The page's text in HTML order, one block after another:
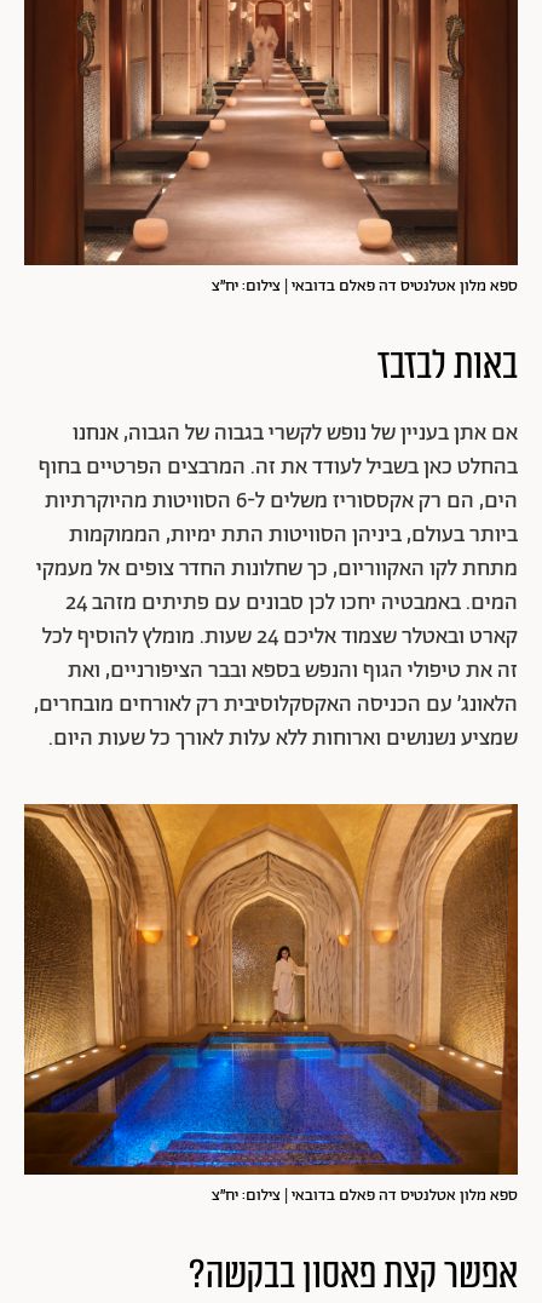
ספא מלון אטלנטיס דה פאלם בדובאי | צילום: יח״צ
באות לבזבז
אם אתן בעניין של נופש לקשרי בגבוה של הגבוה, אנחנו
בהחלט כאן בשביל לעודד את זה. המרבצים הפרטיים בחוף
הים, הם רק אקססוריז משלים ל-6 הסוויטות מהיוקרתיות
ביותר בעולם, ביניהן הסוויטות התת ימיות, הממוקמות
מתחת לקו האקווריום, כך שחלונות החדר צופים אל מעמקי
המים. באמבטיה יחכו לכן סבונים עם פתיתים מזהב 24
קארט ובאטלר שצמוד אליכם 24 שעות. מומלץ להוסיף לכל
זה את טיפולי הגוף והנפש בספא ובבר הציפורניים, ואת
הלאונג׳ עם הכניסה האקסקלוסיבית רק לאורחים מובחרים,
שמציע נשנושים וארוחות ללא עלות לאורך כל שעות היום.
ספא מלון אטלנטיס דה פאלם בדובאי | צילום: יח״צ
אפשר קצת פאסון בבקשה?